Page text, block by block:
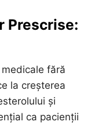
Prescrise:
fără
la creșterea
și
ca pacienții